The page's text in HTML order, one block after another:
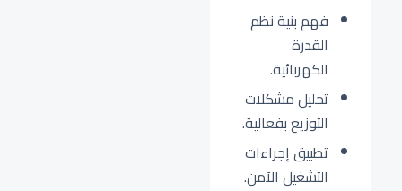
فهم بنية نظم
القدرة
الكهربائية.
تحليل مشكلات
التوزيع بفعالية.
تطبيق إجراءات
التشغيل الآمن.